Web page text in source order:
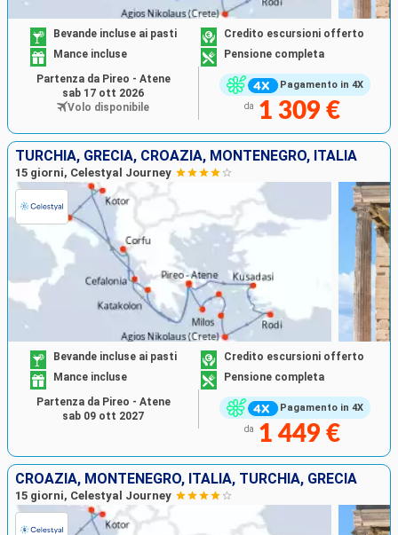
Pagamento in 4X
Bevande incluse ai pasti
Credito escursioni offerto
Mance incluse
Pensione completa
da 1 309 €
Partenza da Pireo - Atene
sab 17 ott 2026
Volo disponibile
TURCHIA, GRECIA, CROAZIA, MONTENEGRO, ITALIA
15 giorni, Celestyal Journey
Pagamento in 4X
Bevande incluse ai pasti
Credito escursioni offerto
Mance incluse
Pensione completa
da 1 449 €
Partenza da Pireo - Atene
sab 09 ott 2027
CROAZIA, MONTENEGRO, ITALIA, TURCHIA, GRECIA
15 giorni, Celestyal Journey